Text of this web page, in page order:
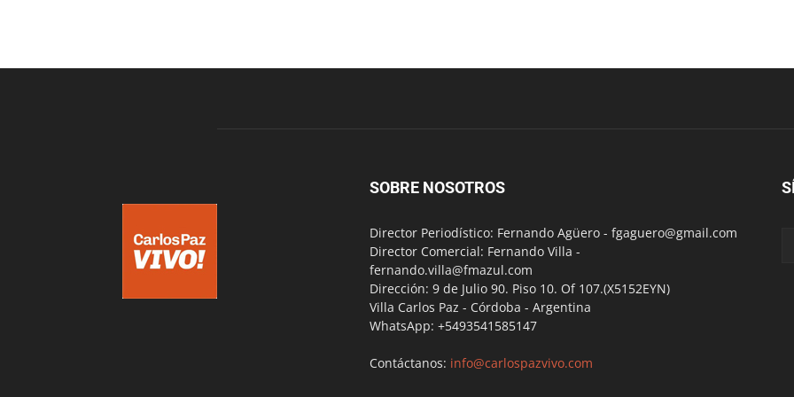
SOBRE NOSOTROS
Director Periodístico: Fernando Agüero - fgaguero@gmail.com
Director Comercial: Fernando Villa -
fernando.villa@fmazul.com
Dirección: 9 de Julio 90. Piso 10. Of 107.(X5152EYN)
Villa Carlos Paz - Córdoba - Argentina
WhatsApp: +5493541585147
Contáctanos: info@carlospazvivo.com